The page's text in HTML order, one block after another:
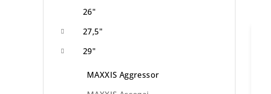
26"
27,5"
29"
MAXXIS Aggressor